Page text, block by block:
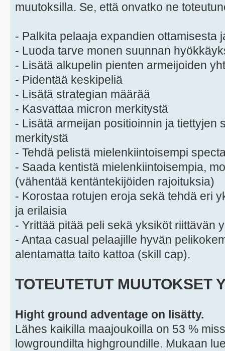
muutoksilla. Se, että onvatko ne
- Palkita pelaaja expandien ottamisesta
- Luoda tarve monen suunnan
- Lisätä alkupelin pienten armeijoiden
- Pidentää keskipeliä
- Lisätä strategian määrää
- Kasvattaa micron merkitystä
- Lisätä armeijan positioinnin ja tiettyjen
merkitystä
- Tehdä pelistä mielenkiintoisempi
- Saada kentistä mielenkiintoisempia,
(vähentää kentäntekijöiden rajoituksia)
- Korostaa rotujen eroja sekä tehdä eri
ja erilaisia
- Yrittää pitää peli sekä yksiköt riittävän
- Antaa casual pelaajille hyvän
alentamatta taito kattoa (skill cap).
TOTEUTETUT MUUTOKSET
Hight ground adventage on lisätty.
Lähes kaikilla maajoukoilla on 53 %
lowgroundilta highgroundille. Mukaan